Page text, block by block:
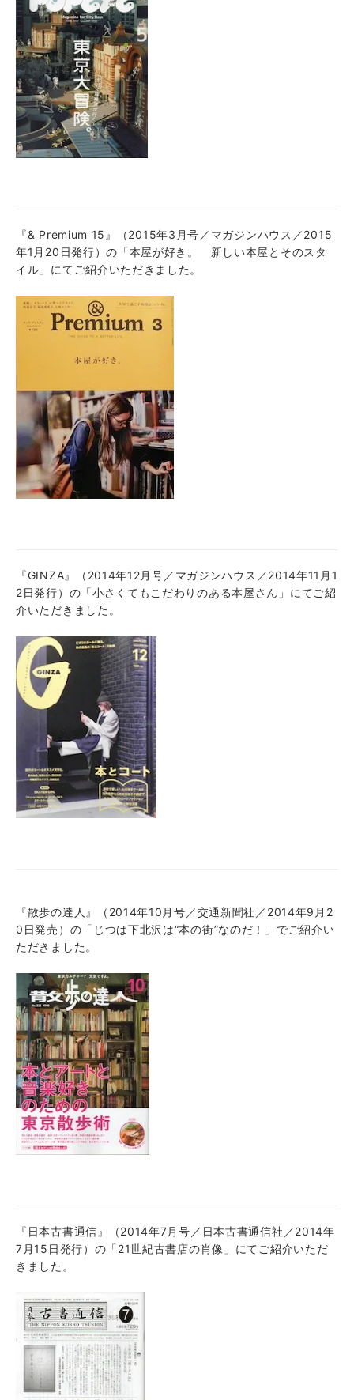
『& Premium 15』（2015年3月号／マガジンハウス／2015
年1月20日発行）の「本屋が好き。 新しい本屋とそのスタ
イル」にてご紹介いただきました。
『GINZA』（2014年12月号／マガジンハウス／2014年11月1
2日発行）の「小さくてもこだわりのある本屋さん」にてご紹
介いただきました。
『散歩の達人』（2014年10月号／交通新聞社／2014年9月2
0日発売）の「じつは下北沢は“本の街”なのだ！」でご紹介い
ただきました。
『日本古書通信』（2014年7月号／日本古書通信社／2014年
7月15日発行）の「21世紀古書店の肖像」にてご紹介いただ
きました。